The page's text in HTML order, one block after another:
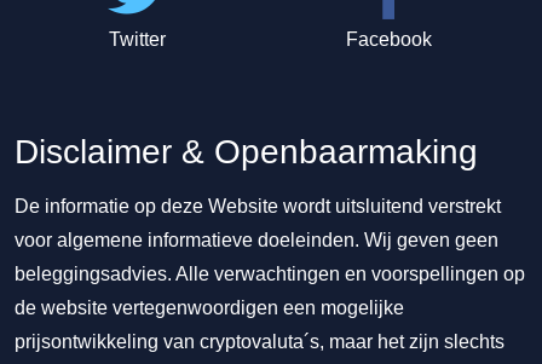
Twitter Facebook
Disclaimer & Openbaarmaking
De informatie op deze Website wordt uitsluitend verstrekt
voor algemene informatieve doeleinden. Wij geven geen
beleggingsadvies. Alle verwachtingen en voorspellingen op
de website vertegenwoordigen een mogelijke
prijsontwikkeling van cryptovaluta´s, maar het zijn slechts